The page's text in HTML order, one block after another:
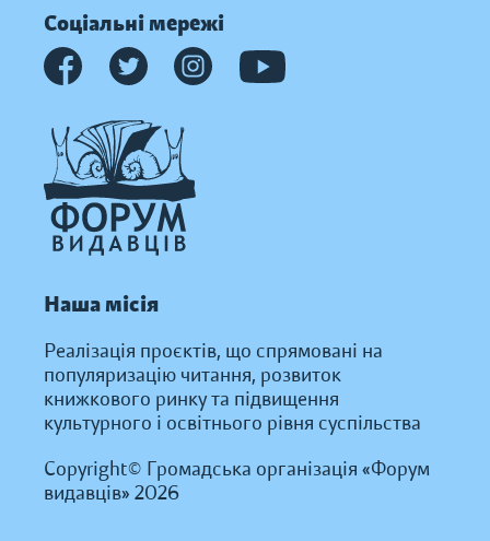
Соціальні мережі
Наша місія
Реалізація проєктів, що спрямовані на
популяризацію читання, розвиток
книжкового ринку та підвищення
культурного і освітнього рівня суспільства
Copyright© Громадська організація «Форум
видавців» 2026